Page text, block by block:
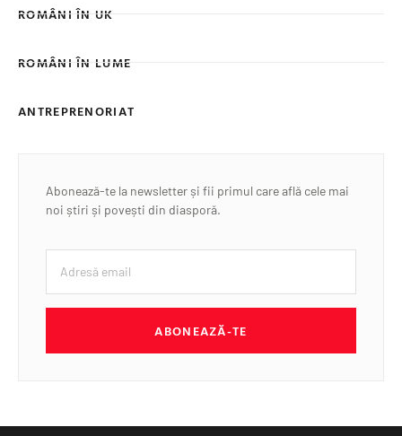
ROMÂNI ÎN UK
ROMÂNI ÎN LUME
ANTREPRENORIAT
Abonează-te la newsletter și fii primul care află cele mai
noi știri și povești din diasporă.
ABONEAZĂ-TE